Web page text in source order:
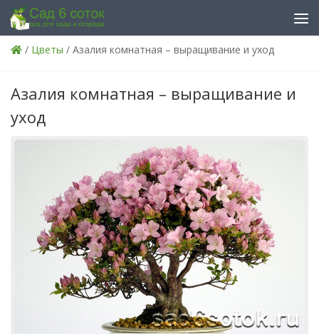
Skip to content
/ Цветы / Азалия комнатная – выращивание и уход
Азалия комнатная – выращивание и
уход